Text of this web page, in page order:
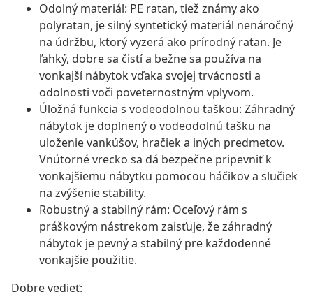
Odolný materiál: PE ratan, tiež známy ako
polyratan, je silný syntetický materiál nenáročný
na údržbu, ktorý vyzerá ako prírodný ratan. Je
ľahký, dobre sa čistí a bežne sa používa na
vonkajší nábytok vďaka svojej trvácnosti a
odolnosti voči poveternostným vplyvom.
Úložná funkcia s vodeodolnou taškou: Záhradný
nábytok je doplnený o vodeodolnú tašku na
uloženie vankúšov, hračiek a iných predmetov.
Vnútorné vrecko sa dá bezpečne pripevniť k
vonkajšiemu nábytku pomocou háčikov a slučiek
na zvýšenie stability.
Robustný a stabilný rám: Oceľový rám s
práškovým nástrekom zaisťuje, že záhradný
nábytok je pevný a stabilný pre každodenné
vonkajšie použitie.
Dobre vedieť: